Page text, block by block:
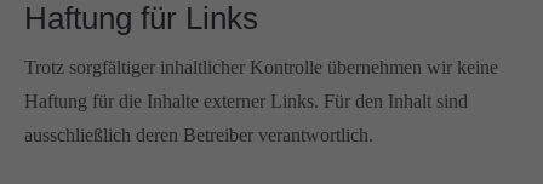
Haftung für Links
Trotz sorgfältiger inhaltlicher Kontrolle übernehmen wir keine
Haftung für die Inhalte externer Links. Für den Inhalt sind
ausschließlich deren Betreiber verantwortlich.